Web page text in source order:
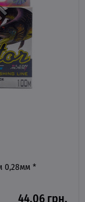
0,28мм *
44.06 грн.